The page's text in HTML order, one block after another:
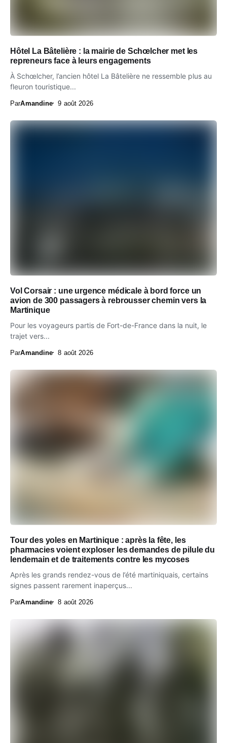
Hôtel La Bâtelière : la mairie de Schœlcher met les
repreneurs face à leurs engagements
À Schœlcher, l’ancien hôtel La Bâtelière ne ressemble plus au
fleuron touristique...
ParAmandine 9 août 2026
Vol Corsair : une urgence médicale à bord force un
avion de 300 passagers à rebrousser chemin vers la
Martinique
Pour les voyageurs partis de Fort-de-France dans la nuit, le
trajet vers...
ParAmandine 8 août 2026
Tour des yoles en Martinique : après la fête, les
pharmacies voient exploser les demandes de pilule du
lendemain et de traitements contre les mycoses
Après les grands rendez-vous de l’été martiniquais, certains
signes passent rarement inaperçus...
ParAmandine 8 août 2026